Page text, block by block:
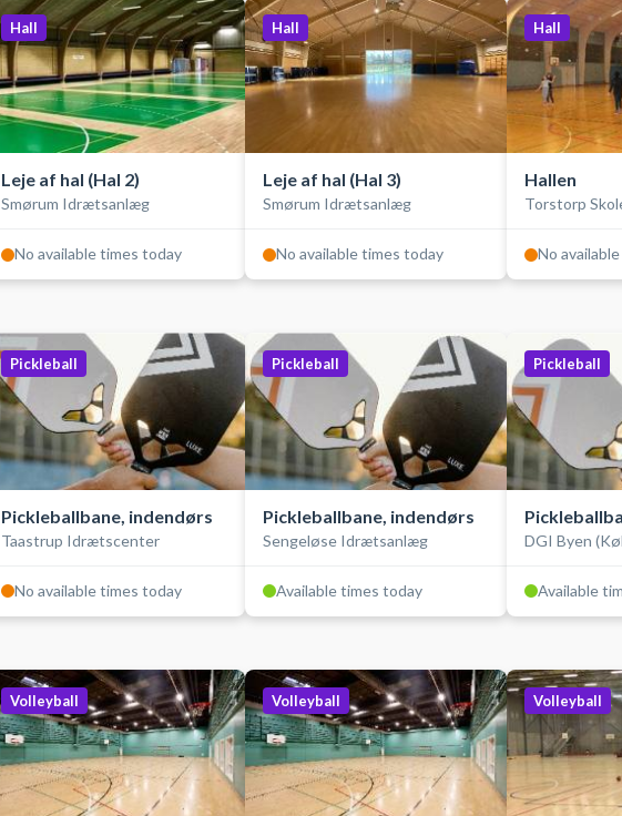
Hall
Leje af hal (Hal 2)
Smørum Idrætsanlæg
No available times today
Hall
Leje af hal (Hal 3)
Smørum Idrætsanlæg
No available times today
Hall
Hallen
Torstorp
No
Pickleball
Pickleballbane, indendørs
Taastrup Idrætscenter
No available times today
Pickleball
Pickleballbane, indendørs
Sengeløse Idrætsanlæg
Available times today
Pickleball
DGI Byen
Available
Volleyball Volleyball Volleyball